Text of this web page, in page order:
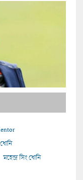
মহেন্দ্র সিং ধোনি